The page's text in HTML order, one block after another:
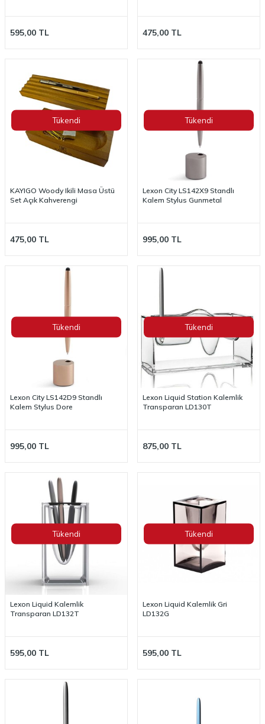
595,00 TL 475,00 TL
Tükendi
KAYIGO Woody Ikili Masa Üstü
Set Açık Kahverengi
475,00 TL
Tükendi
Lexon City LS142X9 Standlı
Kalem Stylus Gunmetal
995,00 TL
Tükendi
Lexon City LS142D9 Standlı
Kalem Stylus Dore
995,00 TL
Tükendi
Lexon Liquid Station Kalemlik
Transparan LD130T
875,00 TL
Tükendi
Lexon Liquid Kalemlik
Transparan LD132T
595,00 TL
Tükendi
Lexon Liquid Kalemlik Gri
LD132G
595,00 TL